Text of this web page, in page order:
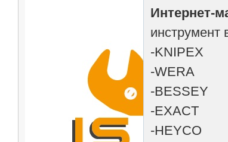
Интернет-
-KNIPEX
-WERA
-BESSEY
-EXACT
-HEYCO